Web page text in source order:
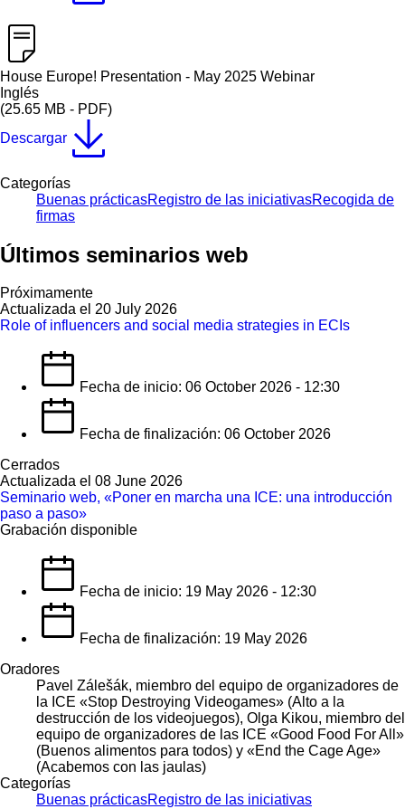
House Europe! Presentation - May 2025 Webinar
Inglés
(25.65 MB - PDF)
Descargar
Categorías
Buenas prácticasRegistro de las iniciativasRecogida de
firmas
Últimos seminarios web
Próximamente
Actualizada el 20 July 2026
Role of influencers and social media strategies in ECIs
Fecha de inicio: 06 October 2026 - 12:30
Fecha de finalización: 06 October 2026
Cerrados
Actualizada el 08 June 2026
Seminario web, «Poner en marcha una ICE: una introducción
paso a paso»
Grabación disponible
Fecha de inicio: 19 May 2026 - 12:30
Fecha de finalización: 19 May 2026
Oradores
Pavel Zálešák, miembro del equipo de organizadores de
la ICE «Stop Destroying Videogames» (Alto a la
destrucción de los videojuegos), Olga Kikou, miembro del
equipo de organizadores de las ICE «Good Food For All»
(Buenos alimentos para todos) y «End the Cage Age»
(Acabemos con las jaulas)
Categorías
Buenas prácticasRegistro de las iniciativas